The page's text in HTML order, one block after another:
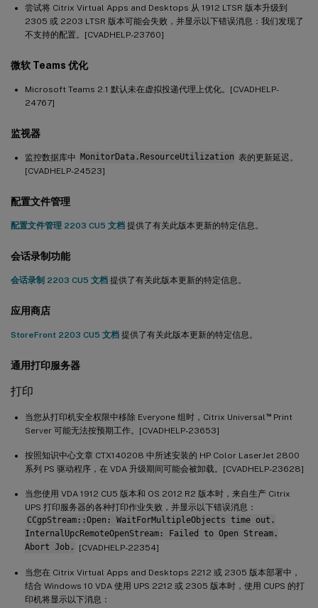
尝试将 Citrix Virtual Apps and Desktops 从 1912 LTSR 版本升级到
2305 或 2203 LTSR 版本可能会失败，并显示以下错误消息：我们发现了
不支持的配置。[CVADHELP-23760]
微软 Teams 优化
Microsoft Teams 2.1 默认未在虚拟投递代理上优化。[CVADHELP-
24767]
监视器
监控数据库中 MonitorData.ResourceUtilization 表的更新延迟。
[CVADHELP-24523]
配置文件管理
配置文件管理 2203 CU5 文档 提供了有关此版本更新的特定信息。
会话录制功能
会话录制 2203 CU5 文档 提供了有关此版本更新的特定信息。
应用商店
StoreFront 2203 CU5 文档 提供了有关此版本更新的特定信息。
通用打印服务器
打印
当您从打印机安全权限中移除 Everyone 组时，Citrix Universal ™Print
Server 可能无法按预期工作。[CVADHELP-23653]
按照知识中心文章 CTX140208 中所述安装的 HP Color LaserJet 2800
系列 PS 驱动程序，在 VDA 升级期间可能会被卸载。[CVADHELP-23628]
当您使用 VDA 1912 CU5 版本和 OS 2012 R2 版本时，来自生产 Citrix
UPS 打印服务器的各种打印作业失败，并显示以下错误消息：
CCgpStream::Open: WaitForMultipleObjects time out.
InternalUpcRemoteOpenStream: Failed to Open Stream.
Abort Job.
[CVADHELP-22354]
当您在 Citrix Virtual Apps and Desktops 2212 或 2305 版本部署中，
结合 Windows 10 VDA 使用 UPS 2212 或 2305 版本时，使用 CUPS 的打
印机将显示以下消息：